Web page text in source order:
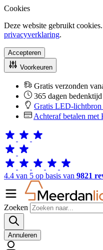
Cookies
Deze website gebruikt
privacyverklaring.
Accepteren
Voorkeuren
Gratis verzonden
365 dagen bedenktijd
Gratis LED-lichtbron
Achteraf betalen met
4.4 van 5 op basis van 9821
Zoeken
Annuleren